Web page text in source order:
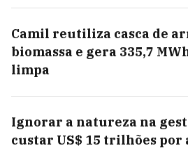
Camil reutiliza casca de
biomassa e gera 335,7
limpa
Ignorar a natureza na
custar US$ 15 trilhões por